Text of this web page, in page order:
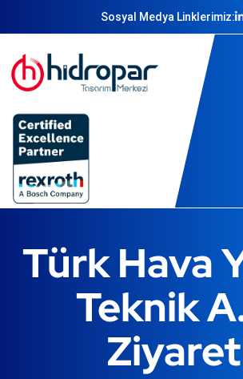
Sosyal Medya Linklerimiz:
Türk Hava
Teknik